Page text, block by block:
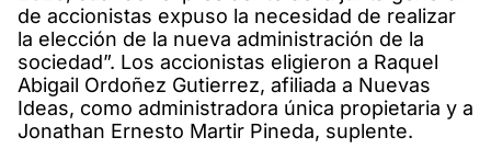
de accionistas expuso la necesidad de realizar
la elección de la nueva administración de la
sociedad”. Los accionistas eligieron a Raquel
Abigail Ordoñez Gutierrez, afiliada a Nuevas
Ideas, como administradora única propietaria y a
Jonathan Ernesto Martir Pineda, suplente.